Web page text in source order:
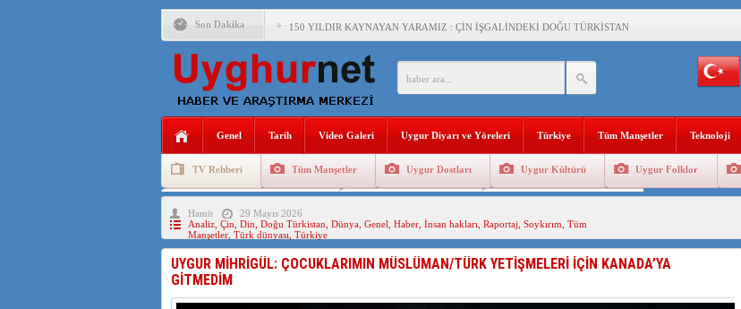
Son Dakika 150 YILDIR KAYNAYAN YARAMIZ : ÇİN İŞGALİNDEKİ DOĞU TÜRKİSTAN
ÇİN’İN UYGUR POLİTİKALARINI ÖVEN DİYANET AKADEMİSİ BAŞKANI’NA TEPKİLER SÜRÜYOR
MHP’DEN URUMÇİ KATLİAMI MESAJİ : 05.07.2009 URUMÇİ ŞEHİTLERİNİ RAHMETLE ANIYORUZ
ÇİN’İN ANKARA BÜYÜKELÇİSİ JİANG’İN TRABZON ZİYARETİ
İŞGALCİ ÇİN’DEN “FETİHLER SULTANI MEHMET”DİZİSİNE GARİP SANSÜR VE HADSIZ İHTAR
İŞGALCİ ÇİN,DOĞU TÜRKİSTAN’DA EN AZ 143 BİN UYGUR ÇOCUĞU AİLELERİNDEN KOPARDI
Genel Tarih Video Galeri Uygur Diyarı ve Yöreleri Türkiye Tüm Manşetler Teknoloji
TV Rehberi Tüm Manşetler Uygur Dostları Uygur Kültürü Uygur Folklor
Uygurlarda Düğün ve Cenaze
Hamit
29 Mayıs 2026
Analiz, Çin Din Doğu Türkistan Dünya, Genel Haber, İnsan hakları Raportaj Soykırım Tüm
Manşetler, Türk dünyası Türkiye
UYGUR MİHRİGÜL: ÇOCUKLARIMIN MÜSLÜMAN/TÜRK YETİŞMELERİ İÇİN KANADA’YA
GİTMEDİM